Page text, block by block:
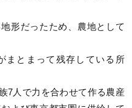
形だったため、農地として
まとまって残存している所
7人で力を合わせて作る農産